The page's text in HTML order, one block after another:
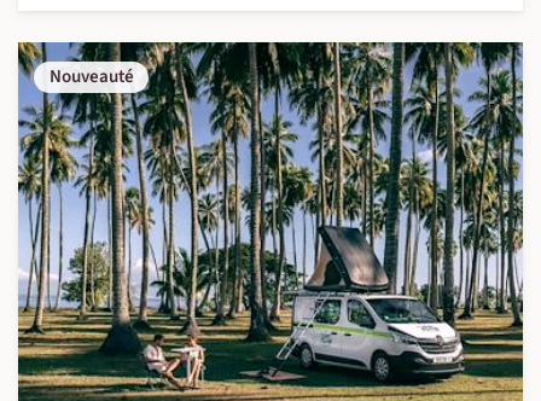
Nouveauté